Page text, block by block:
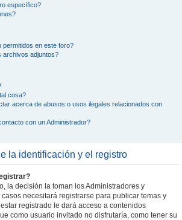
específico?
en este foro?
archivos adjuntos?
cosa?
acerca de abusos o usos ilegales relacionados con
con un Administrador?
la identificación y el registro
la decisión la toman los Administradores y
necesitará registrarse para publicar temas y
registrado le dará acceso a contenidos
como usuario invitado no disfrutaría, como tener su